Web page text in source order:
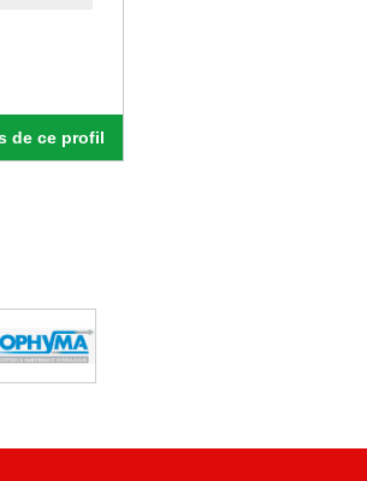
de ce profil